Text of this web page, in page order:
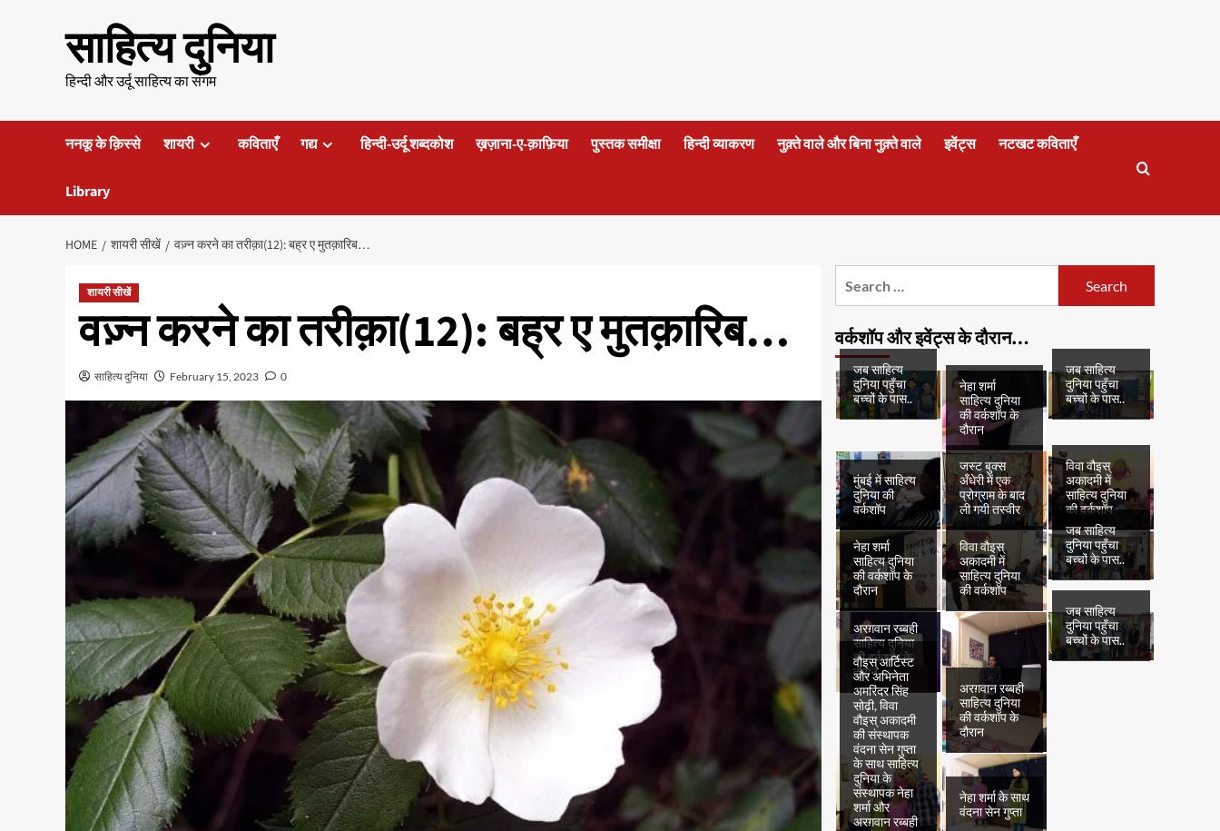
साहित्य दुनिया
हिन्दी और उर्दू साहित्य का संगम
ननकू के क़िस्से शायरी कविताएँ गद्य हिन्दी-उर्दू शब्दकोश ख़ज़ाना-ए-क़ाफ़िया पुस्तक समीक्षा हिन्दी व्याकरण नुक़्ते वाले और बिना नुक़्ते वाले इवेंट्स नटखट कविताएँ
Library
HOME शायरी सीखें वज़्न करने का तरीक़ा(12): बह्र ए मुतक़ारिब…
शायरी सीखें
वज़्न करने का तरीक़ा(12): बह्र ए मुतक़ारिब…
साहित्य दुनिया February 15, 2023 0
वर्कशॉप और इवेंट्स के दौरान…
जब साहित्य
दुनिया पहुँचा
बच्चों के पास..
नेहा शर्मा
साहित्य दुनिया
की वर्कशॉप के
दौरान
जब साहित्य
दुनिया पहुँचा
बच्चों के पास..
मुंबई में साहित्य
दुनिया की
वर्कशॉप
जस्ट बुक्स
अँधेरी में एक
प्रोग्राम के बाद
ली गयी तस्वीर
विवा वौइस्
अकादमी में
साहित्य दुनिया
की वर्कशॉप
नेहा शर्मा
साहित्य दुनिया
की वर्कशॉप के
दौरान
विवा वौइस्
अकादमी में
साहित्य दुनिया
की वर्कशॉप
जब साहित्य
दुनिया पहुँचा
बच्चों के पास..
अरग़वान रब्बही
साहित्य दुनिया
की वर्कशॉप के
दौरान
अरग़वान रब्बही
साहित्य दुनिया
की वर्कशॉप के
दौरान
जब साहित्य
दुनिया पहुँचा
बच्चों के पास..
वौइस् आर्टिस्ट
और अभिनेता
अमरिंदर सिंह
सोढ़ी, विवा
वौइस् अकादमी
की संस्थापक
वंदना सेन गुप्ता
के साथ साहित्य
दुनिया के
संस्थापक नेहा
शर्मा और
अरग़वान रब्बही
नेहा शर्मा के साथ
वंदना सेन गुप्ता